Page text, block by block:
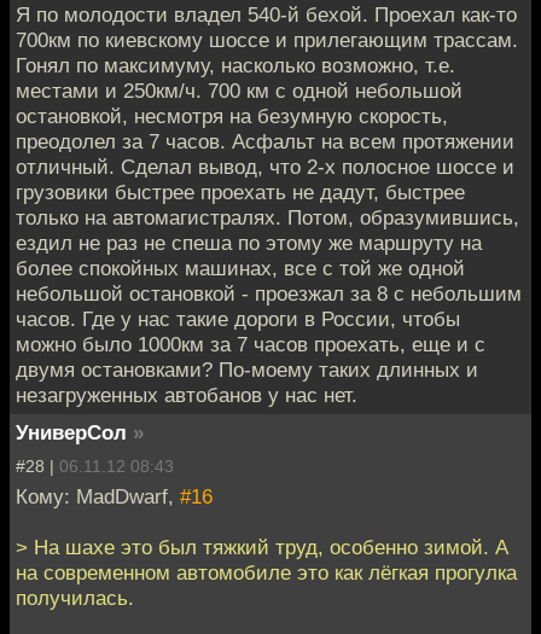
Я по молодости владел 540-й бехой. Проехал как-то
700км по киевскому шоссе и прилегающим трассам.
Гонял по максимуму, насколько возможно, т.е.
местами и 250км/ч. 700 км с одной небольшой
остановкой, несмотря на безумную скорость,
преодолел за 7 часов. Асфальт на всем протяжении
отличный. Сделал вывод, что 2-х полосное шоссе и
грузовики быстрее проехать не дадут, быстрее
только на автомагистралях. Потом, образумившись,
ездил не раз не спеша по этому же маршруту на
более спокойных машинах, все с той же одной
небольшой остановкой - проезжал за 8 с небольшим
часов. Где у нас такие дороги в России, чтобы
можно было 1000км за 7 часов проехать, еще и с
двумя остановками? По-моему таких длинных и
незагруженных автобанов у нас нет.
УниверСол »
#28 | 06.11.12 08:43
Кому: MadDwarf, #16
> На шахе это был тяжкий труд, особенно зимой. А
на современном автомобиле это как лёгкая прогулка
получилась.